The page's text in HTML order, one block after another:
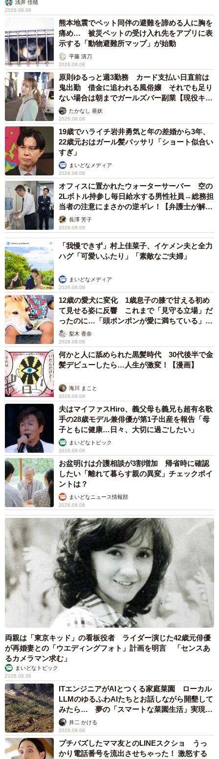
浅井 佳穂
2026.08.08
熊本地震でペット同伴の避難を諦める人に胸を
痛め… 被災ペットの受け入れ先をアプリに表
示する「動物避難所マップ」が始動
平藤 清刀
2026.08.08
原則ゆるっと週3勤務 カード支払い日直前は
鬼出勤 借金に追われる風俗嬢 それでも足り
ない場合は朝までガールズバー副業【現役キャ
ストに取材】
たかなし 亜妖
2026.08.08
19歳でハライチ岩井勇気と年の差婚から3年、
22歳元おはガール髪バッサリ「ショート似合い
すぎ」
まいどなメディア
2026.08.08
オフィスに置かれたウォーターサーバー 空の
2Lボトル持参し毎日給水する男性社員→総務担
当者の注意にまさかの逆ギレ！【弁護士が解
説】長澤 芳子
2026.08.08
「我慢できず」村上佳菜子、イケメン夫と全力
ハグ「可愛いふたり」「素敵なご夫婦」
まいどなメディア
2026.08.08
12歳の愛犬に変化 1歳息子の膝で甘える初め
て見せる姿に反響 これまで「見守る立場」だ
ったのに…「頭ポンポンが愛に満ちている」
「尊…」
梨木 香奈
2026.08.08
何かと人に舐められた黒髪時代 30代後半で金
髪デビューしたら…人生が激変！【漫画】
海川 まこと
2026.08.08
夫はマイファスHiro、義父母も義兄も超有名歌
手の28歳モデル兼俳優が第1子出産を報告「母
子ともに健康…日々、大切に過ごしたい」
まいどなトピック
2026.08.08
お盆明けは介護相談が3割増加 帰省時に確認
したい「離れて暮らす親の異変」チェックポイ
ントは？
まいどなニュース情報部
2026.08.08
両親は「東京キッド」の看板役者 ライダー演じた42歳元俳優
が再婚妻との「ウエディングフォト」計画を明言 「センスあ
るカメラマン求む」
まいどなトピック
2026.08.08
ITエンジニアがAIとつくる家庭菜園 ローカル
LLMのゆるふわAIたちとお話しながら開墾して
みたら… 夢の「スマートな菜園生活」実現な
るか井二 かける
2026.08.08
プチバズしたママ友とのLINEスクショ うっ
かり電話番号を流出させちゃった！ 激怒する